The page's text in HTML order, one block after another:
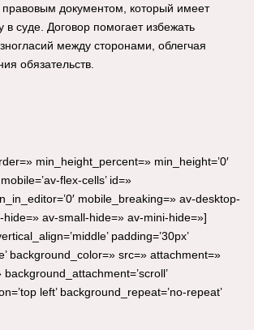
правовым документом, который имеет
в суде. Договор помогает избежать
между сторонами, облегчая
обязательств.
min_height_percent=» min_height=’0′
flex-cells’ id=»
mobile_breaking=» av-desktop-
av-small-hide=» av-mini-hide=»]
padding=’30px’
background_color=» src=» attachment=»
left’ background_repeat=’no-repeat’